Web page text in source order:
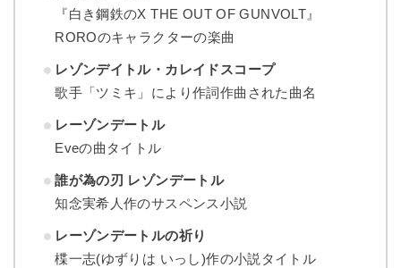
『白き鋼鉄のX THE OUT OF GUNVOLT』
ROROのキャラクターの楽曲
レゾンデイトル・カレイドスコープ
歌手「ツミキ」により作詞作曲された曲名
レーゾンデートル
Eveの曲タイトル
誰が為の刃 レゾンデートル
知念実希人作のサスペンス小説
レーゾンデートルの祈り
楪一志(ゆずりは いっし)作の小説タイトル